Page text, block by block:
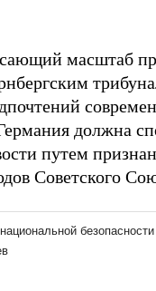
масштаб
должна
путем
Советского